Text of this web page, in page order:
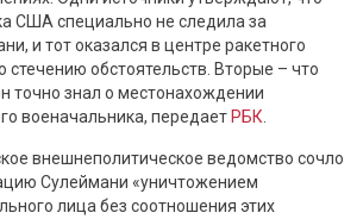
США специально не следила за
и тот оказался в центре ракетного
стечению обстоятельств. Вторые – что
точно знал о местонахождении
военачальника, передает РБК
внешнеполитическое ведомство сочло
Сулеймани «уничтожением
лица без соотношения этих